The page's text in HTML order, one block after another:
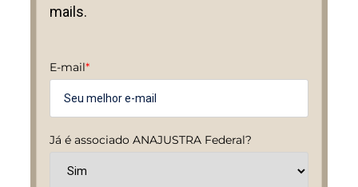
mails.
E-mail*
Já é associado ANAJUSTRA Federal?